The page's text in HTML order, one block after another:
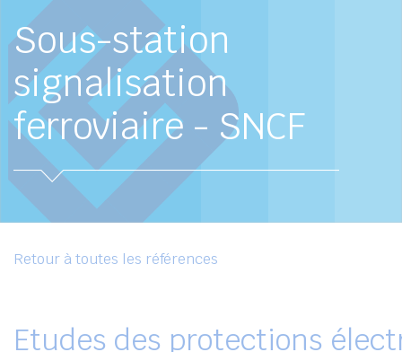
Sous-station
signalisation
ferroviaire - SNCF
Retour à toutes les références
Etudes des protections